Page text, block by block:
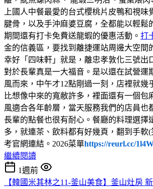
上國人中餐最愛的台式櫻桃片皮鴨和視味
腱骨，以及手沖麻婆豆腐，全都能以輕鬆
期間還有打卡免費送龍蝦的優惠活動。 打
金的信義區，要找到離捷運站周邊大空間
幸好「四味軒」就是，離忠孝敦化三號出
對於長輩真是一大福音。是以還在試營運
風而來，中午才12點剛過一刻，店裡就幾
比想像中來的寬敝許多，裡面還有一個包
風適合各年齡層，當天服務我們的店員也
長輩的點餐也很有耐心。餐廳的料理選擇
多，就連茶、飲料都有好幾頁，翻到手軟
考官網連結。2026菜單https://reurl.cc/
繼續閱讀
1週前
【韓國米其林之11-釜山美食】釜山灶房